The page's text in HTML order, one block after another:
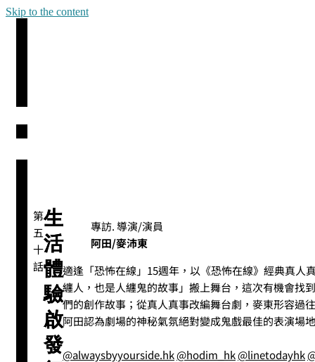
Skip to the content
第
五
十
話
生
活
體
驗
啟
發
專訪. 導演/演員
阿田/麥沛東
適逢「恐怖在線」15週年，以《恐怖在線》經典真人
纏人，也是人纏鬼的故事」搬上舞台，這次有機會找
們的創作故事；從真人真事改編舞台劇，麥東形容過
阿田認為劇場的神秘氣氛絕對變成鬼戲最佳的表演場
@alwaysbyyourside.hk@hodim_hk@linetodayhk